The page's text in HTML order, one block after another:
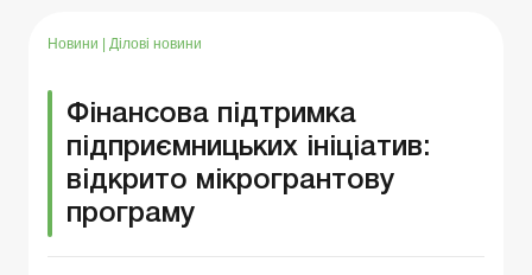
Новини Ділові новини
Фінансова підтримка
підприємницьких ініціатив:
відкрито мікрогрантову
програму